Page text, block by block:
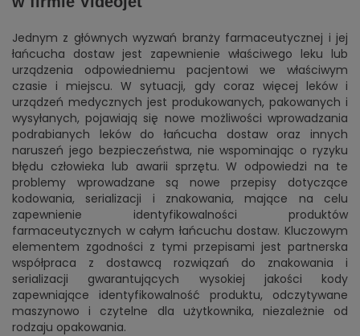
Jednym z głównych wyzwań branży farmaceutycznej i jej
łańcucha dostaw jest zapewnienie właściwego leku lub
urządzenia odpowiedniemu pacjentowi we właściwym
czasie i miejscu. W sytuacji, gdy coraz więcej leków i
urządzeń medycznych jest produkowanych, pakowanych i
wysyłanych, pojawiają się nowe możliwości wprowadzania
podrabianych leków do łańcucha dostaw oraz innych
naruszeń jego bezpieczeństwa, nie wspominając o ryzyku
błędu człowieka lub awarii sprzętu. W odpowiedzi na te
problemy wprowadzane są nowe przepisy dotyczące
kodowania, serializacji i znakowania, mające na celu
zapewnienie identyfikowalności produktów
farmaceutycznych w całym łańcuchu dostaw. Kluczowym
elementem zgodności z tymi przepisami jest partnerska
współpraca z dostawcą rozwiązań do znakowania i
serializacji gwarantujących wysokiej jakości kody
zapewniające identyfikowalność produktu, odczytywane
maszynowo i czytelne dla użytkownika, niezależnie od
rodzaju opakowania.